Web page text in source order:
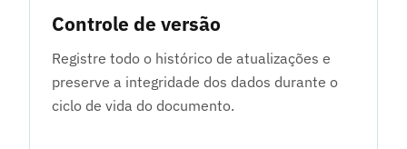
Controle de versão
Registre todo o histórico de atualizações e
preserve a integridade dos dados durante o
ciclo de vida do documento.